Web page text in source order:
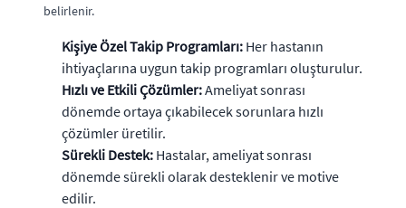
belirlenir.
Kişiye Özel Takip Programları: Her hastanın
ihtiyaçlarına uygun takip programları oluşturulur.
Hızlı ve Etkili Çözümler:Ameliyat sonrası
dönemde ortaya çıkabilecek sorunlara hızlı
çözümler üretilir.
Sürekli Destek: Hastalar, ameliyat sonrası
dönemde sürekli olarak desteklenir ve motive
edilir.